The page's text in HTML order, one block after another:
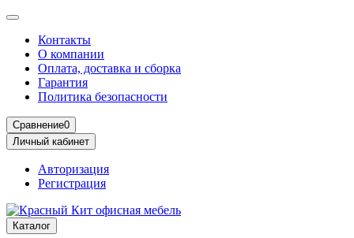
Контакты
О компании
Оплата, доставка и сборка
Гарантия
Политика безопасности
Сравнение0
Личный кабинет
Авторизация
Регистрация
Каталог